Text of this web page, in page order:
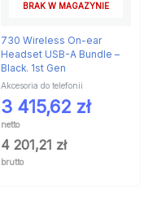
BRAK W MAGAZYNIE
730 Wireless On-ear
Headset USB-A Bundle –
Black. 1st Gen
Akcesoria do telefonii
3 415,62 zł
netto
4 201,21 zł
brutto